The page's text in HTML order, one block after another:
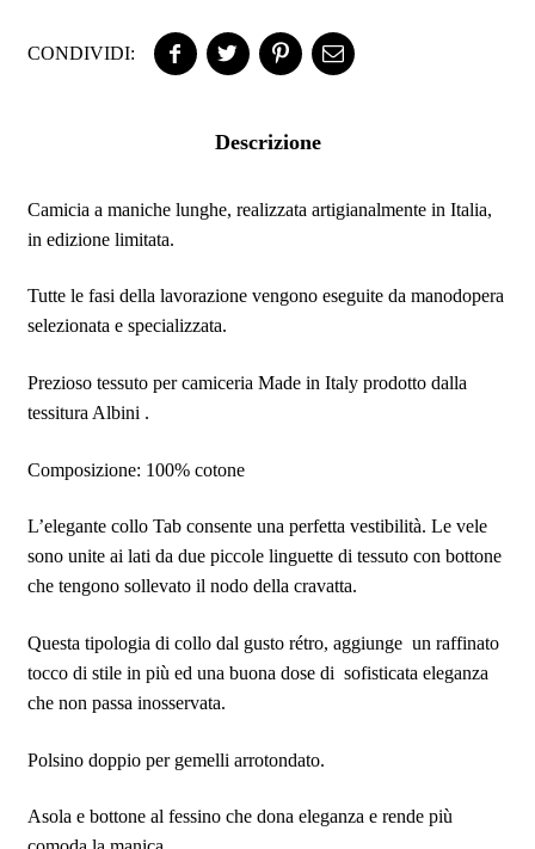
CONDIVIDI:
Descrizione
Camicia a maniche lunghe, realizzata artigianalmente in Italia,
in edizione limitata.
Tutte le fasi della lavorazione vengono eseguite da manodopera
selezionata e specializzata.
Prezioso tessuto per camiceria Made in Italy prodotto dalla
tessitura Albini .
Composizione: 100% cotone
L’elegante collo Tab consente una perfetta vestibilità. Le vele
sono unite ai lati da due piccole linguette di tessuto con bottone
che tengono sollevato il nodo della cravatta.
Questa tipologia di collo dal gusto rétro, aggiunge un raffinato
tocco di stile in più ed una buona dose di sofisticata eleganza
che non passa inosservata.
Polsino doppio per gemelli arrotondato.
Asola e bottone al fessino che dona eleganza e rende più